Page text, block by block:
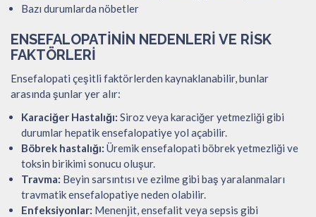
Bazı durumlarda nöbetler
ENSEFALOPATININ NEDENLERI VE RISK
FAKTÖRLERI
Ensefalopati çeşitli faktörlerden kaynaklanabilir, bunlar
arasında şunlar yer alır:
Karaciğer Hastalığı: Siroz veya karaciğer yetmezliği gibi
durumlar hepatik ensefalopatiye yol açabilir.
Böbrek hastalığı: Üremik ensefalopati böbrek yetmezliği ve
toksin birikimi sonucu oluşur.
Travma: Beyin sarsıntısı ve ezilme gibi baş yaralanmaları
travmatik ensefalopatiye neden olabilir.
Enfeksiyonlar: Menenjit, ensefalit veya sepsis gibi